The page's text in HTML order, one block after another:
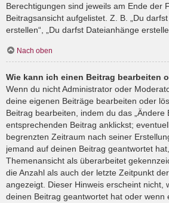
Berechtigungen sind jeweils am Ende der
Beitragsansicht aufgelistet. Z. B. „Du
erstellen“, „Du darfst Dateianhänge
Nach oben
Wie kann ich einen Beitrag bearbeiten
Wenn du nicht Administrator oder
deine eigenen Beiträge bearbeiten oder
Beitrag bearbeiten, indem du das „Ändere
entsprechenden Beitrag anklickst;
begrenzten Zeitraum nach seiner
jemand auf deinen Beitrag geantwortet
Themenansicht als überarbeitet
die Anzahl als auch der letzte Zeitpunkt
angezeigt. Dieser Hinweis erscheint nicht,
deinen Beitrag geantwortet hat oder wenn